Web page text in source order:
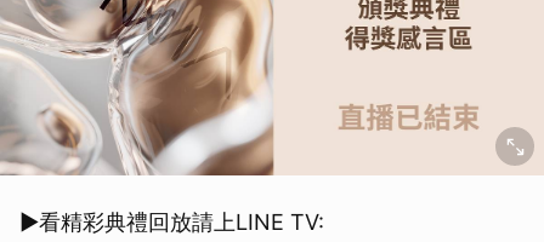
▶️看精彩典禮回放請上LINE TV: